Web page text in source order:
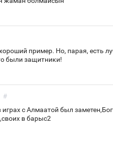
пример. Но, парая, есть
были защитники!
#
с Алмаатой был
в барыс2